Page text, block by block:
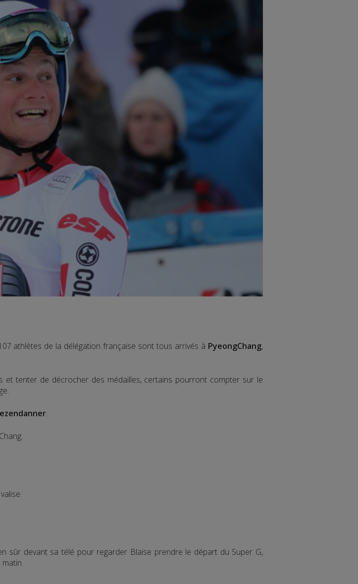
athlètes de la délégation française sont tous arrivés à PyeongChang,
et tenter de décrocher des médailles, certains pourront compter sur le
.
sûr devant sa télé pour regarder Blaise prendre le départ du Super G,